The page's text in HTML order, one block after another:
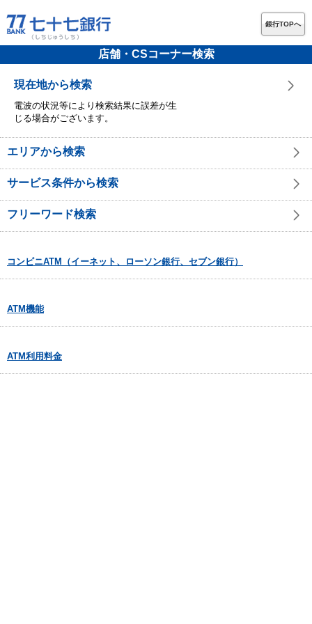
銀行TOPへ
店舗・CSコーナー検索
現在地から検索
電波の状況等により検索結果に誤差が生
じる場合がございます。
エリアから検索
サービス条件から検索
フリーワード検索
コンビニATM（イーネット、ローソン銀行、セブン銀行）
ATM機能
ATM利用料金